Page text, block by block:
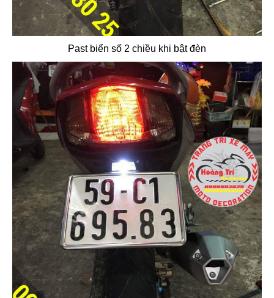
Past biển số 2 chiều khi bật đèn